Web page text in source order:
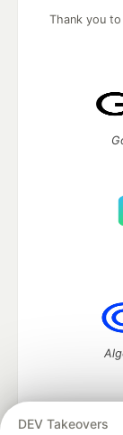
DEV Takeovers
Thank you